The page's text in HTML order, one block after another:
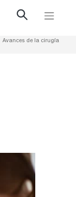
Avances de la cirugía